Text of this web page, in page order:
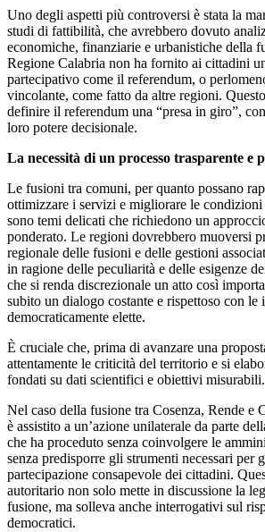
Uno degli aspetti più controversi è stata la
studi di fattibilità, che avrebbero dovuto
economiche, finanziarie e urbanistiche della
Regione Calabria non ha fornito ai cittadini
partecipativo come il referendum, o
vincolante, come fatto da altre regioni.
definire il referendum una “presa in giro”,
loro potere decisionale.
La necessità di un processo trasparente e
Le fusioni tra comuni, per quanto possano
ottimizzare i servizi e migliorare le
sono temi delicati che richiedono un
ponderato. Le regioni dovrebbero muoversi
regionale delle fusioni e delle gestioni
in ragione delle peculiarità e delle esigenze
che si renda discrezionale un atto così
subito un dialogo costante e rispettoso con
democraticamente elette.
È cruciale che, prima di avanzare una
attentamente le criticità del territorio e si
fondati su dati scientifici e obiettivi misurabili.
Nel caso della fusione tra Cosenza, Rende e
è assistito a un’azione unilaterale da parte
che ha proceduto senza coinvolgere le
senza predisporre gli strumenti necessari per
partecipazione consapevole dei cittadini.
autoritario non solo mette in discussione la
fusione, ma solleva anche interrogativi sul
democratici.